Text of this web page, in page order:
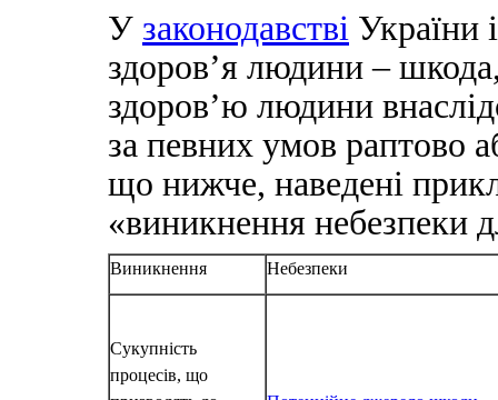
У законодавстві України
здоров’я людини –
здоров’ю людини
за певних умов раптово
що нижче, наведені
«виникнення небезпеки
Виникнення Небезпеки
Сукупність
процесів, що